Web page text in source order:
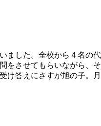
ました。全校から４名の
をさせてもらいながら、
け答えにさすが旭の子。